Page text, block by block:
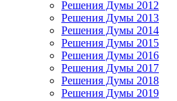
Решения Думы 2012
Решения Думы 2013
Решения Думы 2014
Решения Думы 2015
Решения Думы 2016
Решения Думы 2017
Решения Думы 2018
Решения Думы 2019